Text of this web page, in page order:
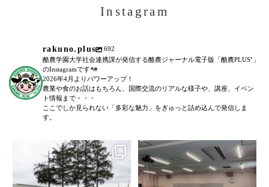
Instagram
rakuno.plus
692
酪農学園大学社会連携課が発信する酪農ジャーナル電子版「酪農PLUS⁺」
のInstagramです
2026年4月よりパワーアップ！
農業や食のお話はもちろん、国際交流のリアルな様子や、講座、イベン
ト情報まで・・・
ここでしか見られない「多彩な魅力」をぎゅっと詰め込んで発信しま
す。
＼農場見学講座を開催しました！
／...
103 0
「後期募集開始！」
6月27日(土)に、全5回に渡る犬のし
つけ教室(前期)が終了いたしまし
た。...